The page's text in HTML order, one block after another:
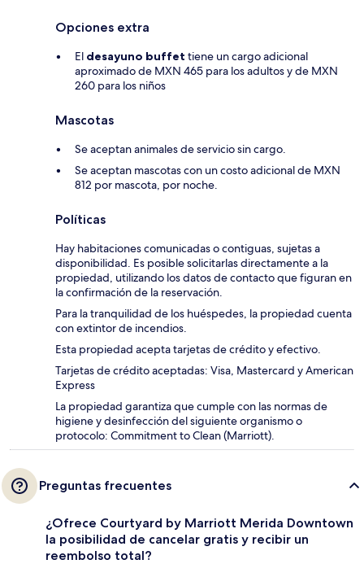
Opciones extra
El desayuno buffet tiene un cargo adicional
aproximado de MXN 465 para los adultos y de MXN
260 para los niños
Mascotas
Se aceptan animales de servicio sin cargo.
Se aceptan mascotas con un costo adicional de MXN
812 por mascota, por noche.
Políticas
Hay habitaciones comunicadas o contiguas, sujetas a
disponibilidad. Es posible solicitarlas directamente a la
propiedad, utilizando los datos de contacto que figuran en
la confirmación de la reservación.
Para la tranquilidad de los huéspedes, la propiedad cuenta
con extintor de incendios.
Esta propiedad acepta tarjetas de crédito y efectivo.
Tarjetas de crédito aceptadas: Visa, Mastercard y American
Express
La propiedad garantiza que cumple con las normas de
higiene y desinfección del siguiente organismo o
protocolo: Commitment to Clean (Marriott).
Preguntas frecuentes
¿Ofrece Courtyard by Marriott Merida Downtown
la posibilidad de cancelar gratis y recibir un
reembolso total?